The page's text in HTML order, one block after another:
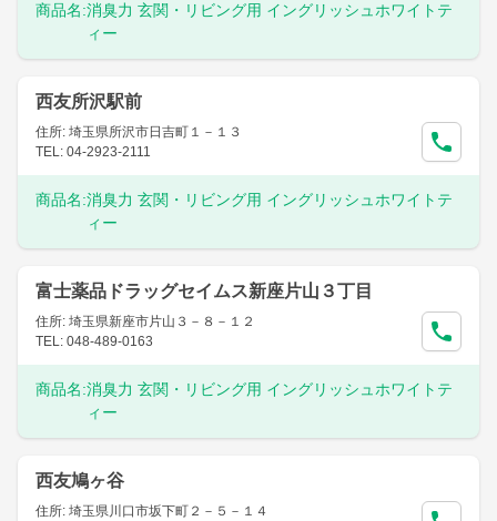
商品名:消臭力 玄関・リビング用 イングリッシュホワイトテ
ィー
西友所沢駅前
住所: 埼玉県所沢市日吉町１－１３
TEL: 04-2923-2111
商品名:消臭力 玄関・リビング用 イングリッシュホワイトテ
ィー
富士薬品ドラッグセイムス新座片山３丁目
住所: 埼玉県新座市片山３－８－１２
TEL: 048-489-0163
商品名:消臭力 玄関・リビング用 イングリッシュホワイトテ
ィー
西友鳩ヶ谷
住所: 埼玉県川口市坂下町２－５－１４